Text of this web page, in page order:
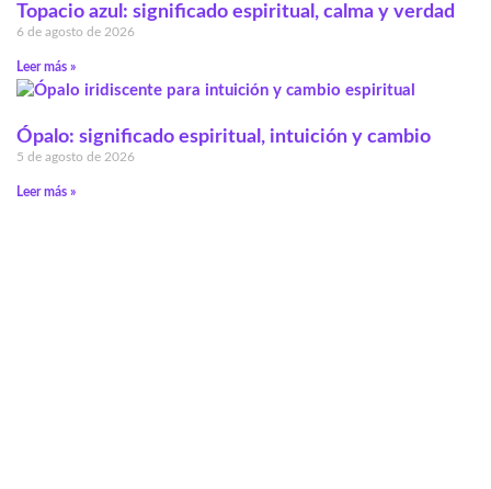
Topacio azul: significado espiritual, calma y verdad
6 de agosto de 2026
Leer más »
Ópalo: significado espiritual, intuición y cambio
5 de agosto de 2026
Leer más »